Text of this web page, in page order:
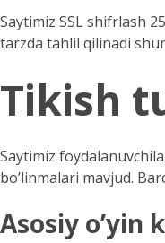
Saytimiz SSL shifrlash
tarzda tahlil qilinadi
Tikish
Saytimiz
bo’linmalari mavjud.
Asosiy o’yin